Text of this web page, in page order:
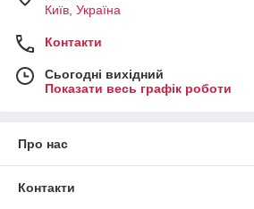
Київ, Україна
Контакти
Сьогодні вихідний
Показати весь графік роботи
Про нас
Контакти